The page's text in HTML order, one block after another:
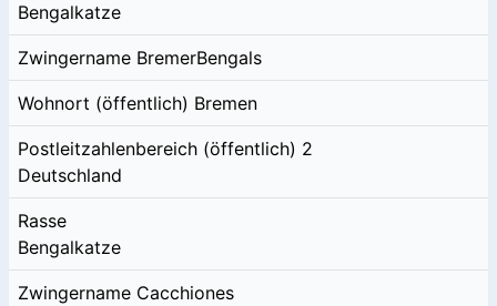
Bengalkatze
Zwingername BremerBengals
Wohnort (öffentlich) Bremen
Postleitzahlenbereich (öffentlich) 2
Deutschland
Rasse
Bengalkatze
Zwingername Cacchiones